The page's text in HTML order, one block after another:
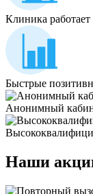
Клиника работает
Быстрые
Анонимный
Наши